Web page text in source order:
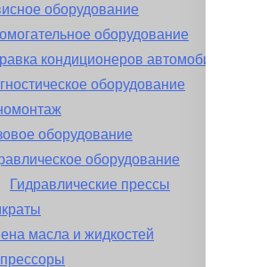
оборудование
оборудование
кондиционеров автомобиля
оборудование
оборудование
оборудование
Гидравлические прессы
масла и жидкостей